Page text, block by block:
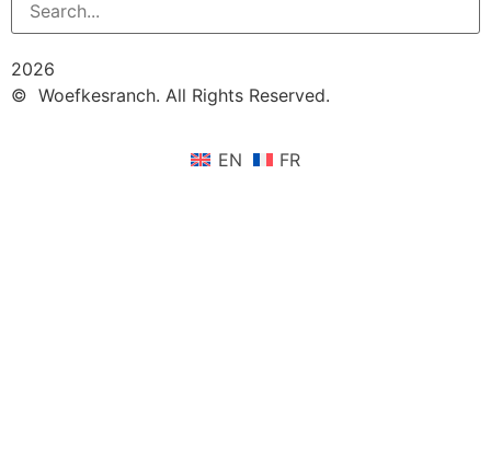
2026
© Woefkesranch. All Rights Reserved.
EN FR